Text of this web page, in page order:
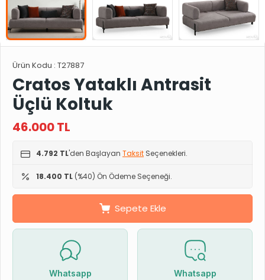
Ürün Kodu : T27887
Cratos Yataklı Antrasit
Üçlü Koltuk
46.000TL
4.792 TL'den Başlayan Taksit Seçenekleri.
18.400 TL (%40) Ön Ödeme Seçeneği.
Sepete Ekle
Whatsapp
Whatsapp